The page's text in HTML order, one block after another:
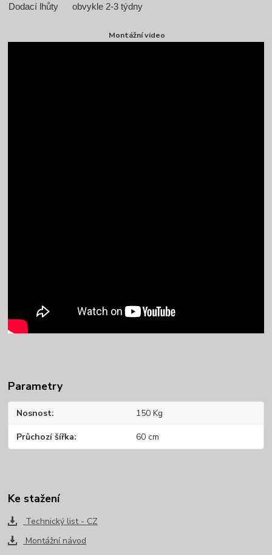
Dodací lhůty obvykle 2-3 týdny
Montážní video
Parametry
Nosnost 150 Kg
Průchozí šířka 60 cm
Ke stažení
Technický list - CZ
Montážní návod